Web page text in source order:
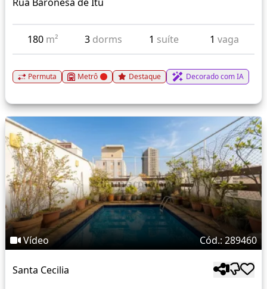
180 m² 3 dorms 1 suíte 1 vaga
Permuta Metrô Destaque Decorado com IA
Vídeo Cód.: 289460
Santa Cecilia